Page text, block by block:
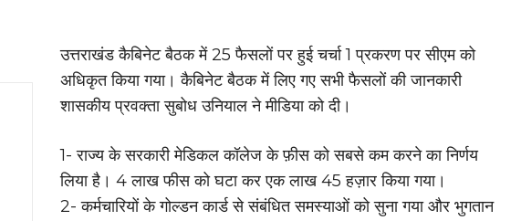
उत्तराखंड कैबिनेट बैठक में 25 फैसलों पर हुई चर्चा 1 प्रकरण पर सीएम को
अधिकृत किया गया। कैबिनेट बैठक में लिए गए सभी फैसलों की जानकारी
शासकीय प्रवक्ता सुबोध उनियाल ने मीडिया को दी।
1- राज्य के सरकारी मेडिकल कॉलेज के फ़ीस को सबसे कम करने का निर्णय
लिया है। 4 लाख फीस को घटा कर एक लाख 45 हज़ार किया गया।
2- कर्मचारियों के गोल्डन कार्ड से संबंधित समस्याओं को सुना गया और भुगतान